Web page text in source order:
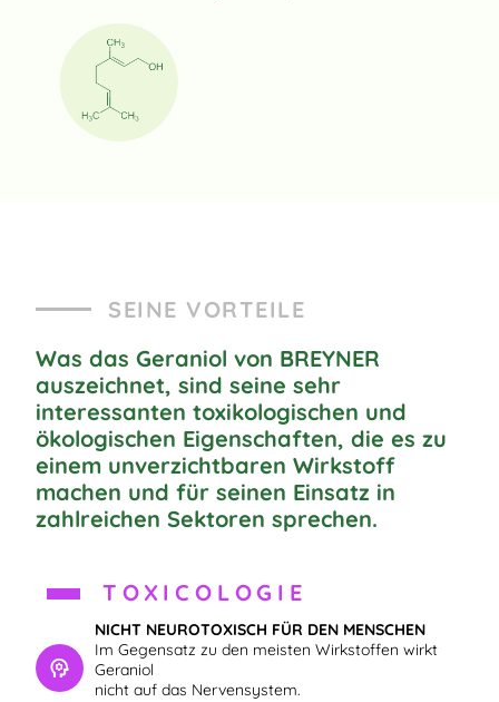
SEINE VORTEILE
Was das Geraniol von BREYNER
auszeichnet, sind seine sehr
interessanten toxikologischen und
ökologischen Eigenschaften, die es zu
einem unverzichtbaren Wirkstoff
machen und für seinen Einsatz in
zahlreichen Sektoren sprechen.
TOXICOLOGIE
NICHT NEUROTOXISCH FÜR DEN MENSCHEN
Im Gegensatz zu den meisten Wirkstoffen wirkt
Geraniol
nicht auf das Nervensystem.